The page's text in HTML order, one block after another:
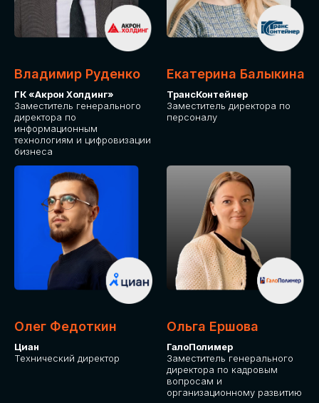
Владимир Руденко
ГК «Акрон Холдинг»
Заместитель генерального
директора по
информационным
технологиям и цифровизации
бизнеса
Екатерина Балыкина
ТрансКонтейнер
Заместитель директора по
персоналу
Олег Федоткин
Циан
Технический директор
Ольга Ершова
ГалоПолимер
Заместитель генерального
директора по кадровым
вопросам и
организационному развитию